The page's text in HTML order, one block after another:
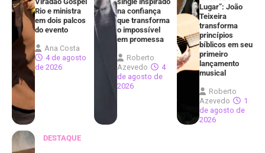
Rio e ministra
em dois palcos
do evento
Ana Costa
4 de agosto
de 2026
na confiança
que transforma
o impossível
em promessa
Roberto
Azevedo
4
de agosto de
2026
Lugar”: João
Teixeira
transforma
princípios
bíblicos em seu
primeiro
lançamento
musical
Roberto
Azevedo
1
de agosto de
2026
DESTAQUE